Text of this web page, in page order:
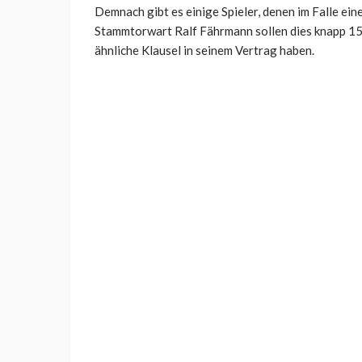
Demnach gibt es einige Spieler, denen im Falle
Stammtorwart Ralf Fährmann sollen dies knapp
ähnliche Klausel in seinem Vertrag haben.